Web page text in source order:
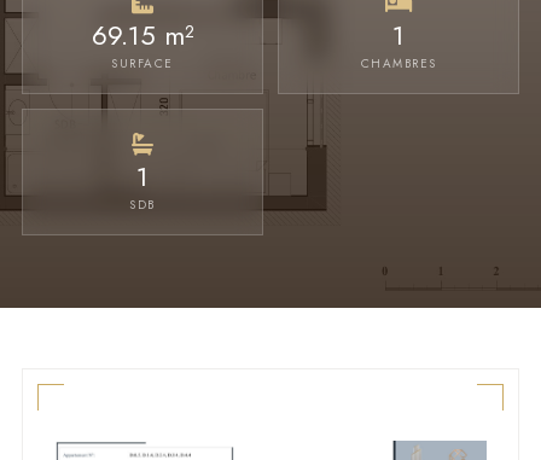
69.15 m²
SURFACE
1
CHAMBRES
1
SDB